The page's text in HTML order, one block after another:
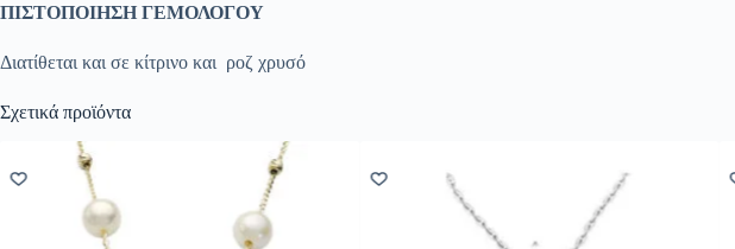
ΠΙΣΤΟΠΟΙΗΣΗ ΓΕΜΟΛΟΓΟΥ
Διατίθεται και σε κίτρινο και ροζ χρυσό
Σχετικά προϊόντα